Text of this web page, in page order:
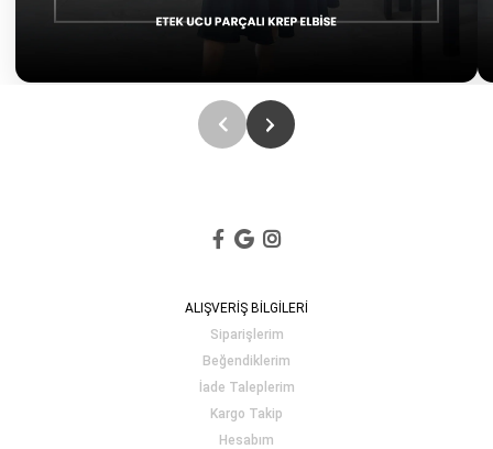
ALIŞVERİŞ BİLGİLERİ
Siparişlerim
Beğendiklerim
İade Taleplerim
Kargo Takip
Hesabım